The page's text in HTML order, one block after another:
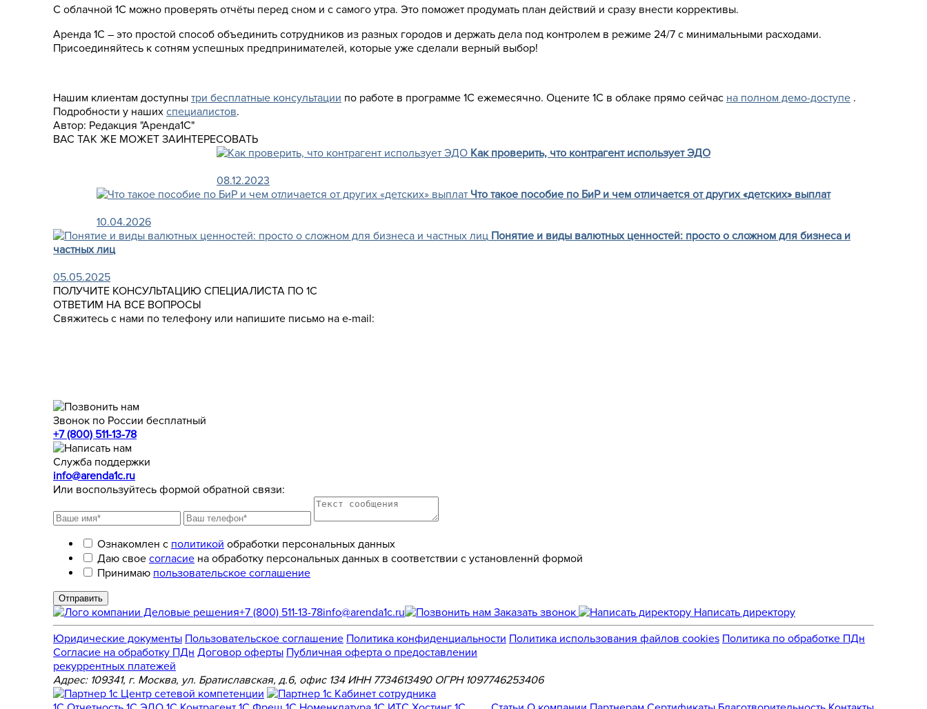
С облачной 1С можно проверять отчёты перед сном и с самого утра. Это поможет продумать план действий и сразу внести коррективы.
Аренда 1С – это простой способ объединить сотрудников из разных городов и держать дела под контролем в режиме 24/7 с минимальными расходами.
Присоединяйтесь к сотням успешных предпринимателей, которые уже сделали верный выбор!
Нашим клиентам доступны три бесплатные консультации по работе в программе 1С ежемесячно. Оцените 1С в облаке прямо сейчас на полном демо-доступе .
Подробности у наших специалистов.
Автор: Редакция "Аренда1С"
ВАС ТАК ЖЕ МОЖЕТ ЗАИНТЕРЕСОВАТЬ
Как проверить, что контрагент использует ЭДО
08.12.2023
Что такое пособие по БиР и чем отличается от других «детских» выплат
10.04.2026
Понятие и виды валютных ценностей: просто о сложном для бизнеса и
частных лиц
05.05.2025
ПОЛУЧИТЕ КОНСУЛЬТАЦИЮ СПЕЦИАЛИСТА ПО 1С
ОТВЕТИМ НА ВСЕ ВОПРОСЫ
Свяжитесь с нами по телефону или напишите письмо на e-mail:
Звонок по России бесплатный
+7 (800) 511-13-78
Служба поддержки
info@arenda1c.ru
Или воспользуйтесь формой обратной связи:
Ознакомлен с политикой обработки персональных данных
Даю свое согласие на обработку персональных данных в соответствии с установленнй формой
Принимаю пользовательское соглашение
Отправить
+7 (800) 511-13-78info@arenda1c.ru Заказать звонок
Написать директору
Юридические документы Пользовательское соглашение Политика конфиденциальности Политика использования файлов cookies Политика по обработке ПДн
Cогласие на обработку ПДн Договор оферты Публичная оферта о предоставлении
рекуррентных платежей
Адрес: 109341, г. Москва, ул. Братиславская, д.6, офис 134 ИНН 7734613490 ОГРН 1097746253406